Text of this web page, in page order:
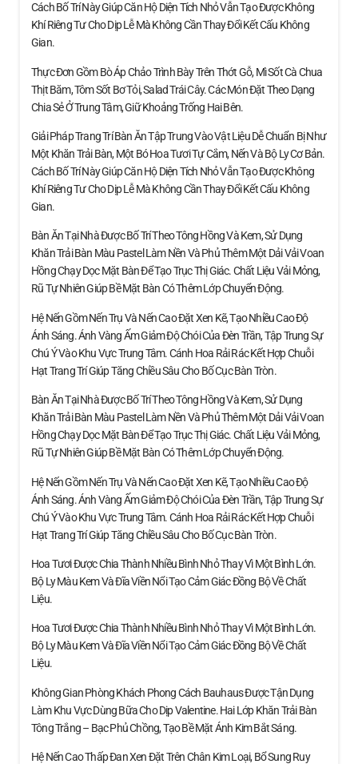
Cách Bố Trí Này Giúp Căn Hộ Diện Tích Nhỏ Vẫn Tạo Được Không
Khí Riêng Tư Cho Dịp Lễ Mà Không Cần Thay Đổi Kết Cấu Không
Gian.
Thực Đơn Gồm Bò Áp Chảo Trình Bày Trên Thớt Gỗ, Mì Sốt Cà Chua
Thịt Băm, Tôm Sốt Bơ Tỏi, Salad Trái Cây. Các Món Đặt Theo Dạng
Chia Sẻ Ở Trung Tâm, Giữ Khoảng Trống Hai Bên.
Giải Pháp Trang Trí Bàn Ăn Tập Trung Vào Vật Liệu Dễ Chuẩn Bị Như
Một Khăn Trải Bàn, Một Bó Hoa Tươi Tự Cắm, Nến Và Bộ Ly Cơ Bản.
Cách Bố Trí Này Giúp Căn Hộ Diện Tích Nhỏ Vẫn Tạo Được Không
Khí Riêng Tư Cho Dịp Lễ Mà Không Cần Thay Đổi Kết Cấu Không
Gian.
Bàn Ăn Tại Nhà Được Bố Trí Theo Tông Hồng Và Kem, Sử Dụng
Khăn Trải Bàn Màu Pastel Làm Nền Và Phủ Thêm Một Dải Vải Voan
Hồng Chạy Dọc Mặt Bàn Để Tạo Trục Thị Giác. Chất Liệu Vải Mỏng,
Rũ Tự Nhiên Giúp Bề Mặt Bàn Có Thêm Lớp Chuyển Động.
Hệ Nến Gồm Nến Trụ Và Nến Cao Đặt Xen Kẽ, Tạo Nhiều Cao Độ
Ánh Sáng. Ánh Vàng Ấm Giảm Độ Chói Của Đèn Trần, Tập Trung Sự
Chú Ý Vào Khu Vực Trung Tâm. Cánh Hoa Rải Rác Kết Hợp Chuỗi
Hạt Trang Trí Giúp Tăng Chiều Sâu Cho Bố Cục Bàn Tròn.
Bàn Ăn Tại Nhà Được Bố Trí Theo Tông Hồng Và Kem, Sử Dụng
Khăn Trải Bàn Màu Pastel Làm Nền Và Phủ Thêm Một Dải Vải Voan
Hồng Chạy Dọc Mặt Bàn Để Tạo Trục Thị Giác. Chất Liệu Vải Mỏng,
Rũ Tự Nhiên Giúp Bề Mặt Bàn Có Thêm Lớp Chuyển Động.
Hệ Nến Gồm Nến Trụ Và Nến Cao Đặt Xen Kẽ, Tạo Nhiều Cao Độ
Ánh Sáng. Ánh Vàng Ấm Giảm Độ Chói Của Đèn Trần, Tập Trung Sự
Chú Ý Vào Khu Vực Trung Tâm. Cánh Hoa Rải Rác Kết Hợp Chuỗi
Hạt Trang Trí Giúp Tăng Chiều Sâu Cho Bố Cục Bàn Tròn.
Hoa Tươi Được Chia Thành Nhiều Bình Nhỏ Thay Vì Một Bình Lớn.
Bộ Ly Màu Kem Và Đĩa Viền Nổi Tạo Cảm Giác Đồng Bộ Về Chất
Liệu.
Hoa Tươi Được Chia Thành Nhiều Bình Nhỏ Thay Vì Một Bình Lớn.
Bộ Ly Màu Kem Và Đĩa Viền Nổi Tạo Cảm Giác Đồng Bộ Về Chất
Liệu.
Không Gian Phòng Khách Phong Cách Bauhaus Được Tận Dụng
Làm Khu Vực Dùng Bữa Cho Dịp Valentine. Hai Lớp Khăn Trải Bàn
Tông Trắng – Bạc Phủ Chồng, Tạo Bề Mặt Ánh Kim Bắt Sáng.
Hệ Nến Cao Thấp Đan Xen Đặt Trên Chân Kim Loại, Bổ Sung Ruy